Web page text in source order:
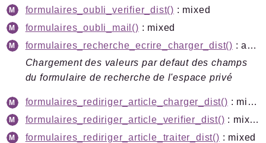
formulaires_oubli_verifier_dist() : mixed
formulaires_oubli_mail() : mixed
formulaires_recherche_ecrire_charger_dist()
: array<string|int, mixed>
Chargement des valeurs par defaut des champs
du formulaire de recherche de l'espace privé
formulaires_rediriger_article_charger_dist()
: mixed
formulaires_rediriger_article_verifier_dist()
: mixed
formulaires_rediriger_article_traiter_dist() : mixed